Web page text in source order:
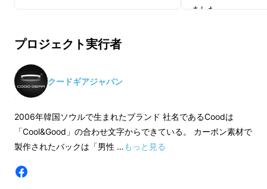
ました。
プロジェクト実行者
クードギアジャパン
2006年韓国ソウルで生まれたブランド 社名であるCoodは
「Cool&Good」の合わせ文字からできている。 カーボン素材で
製作されたバックは「男性 …もっと見る